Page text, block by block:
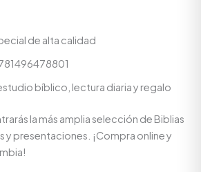
de alta calidad
bíblico, lectura diaria y regalo
la más amplia selección de Biblias
y presentaciones. ¡Compra online y